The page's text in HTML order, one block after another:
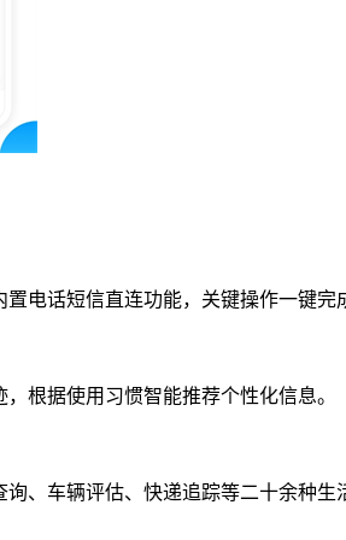
电话短信直连功能，关键操作一键完
根据使用习惯智能推荐个性化信息。
、车辆评估、快递追踪等二十余种生